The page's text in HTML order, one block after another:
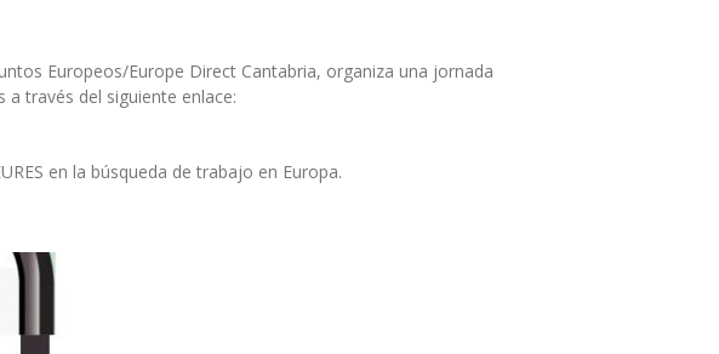
Europeos/Europe Direct Cantabria, organiza una jornada
través del siguiente enlace:
en la búsqueda de trabajo en Europa.